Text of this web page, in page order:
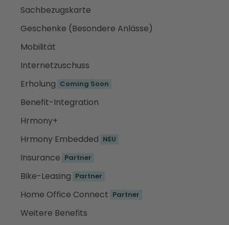
Sachbezugskarte
Geschenke (Besondere Anlässe)
Mobilität
Internetzuschuss
Erholung Coming Soon
Benefit-Integration
Hrmony+
Hrmony Embedded NEU
Insurance Partner
Bike-Leasing Partner
Home Office Connect Partner
Weitere Benefits